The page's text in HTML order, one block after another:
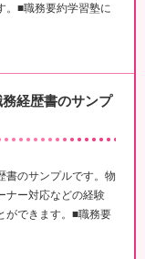
。■職務要約学習塾に
務経歴書のサンプ
書のサンプルです。物
ナー対応などの経験
ができます。■職務要